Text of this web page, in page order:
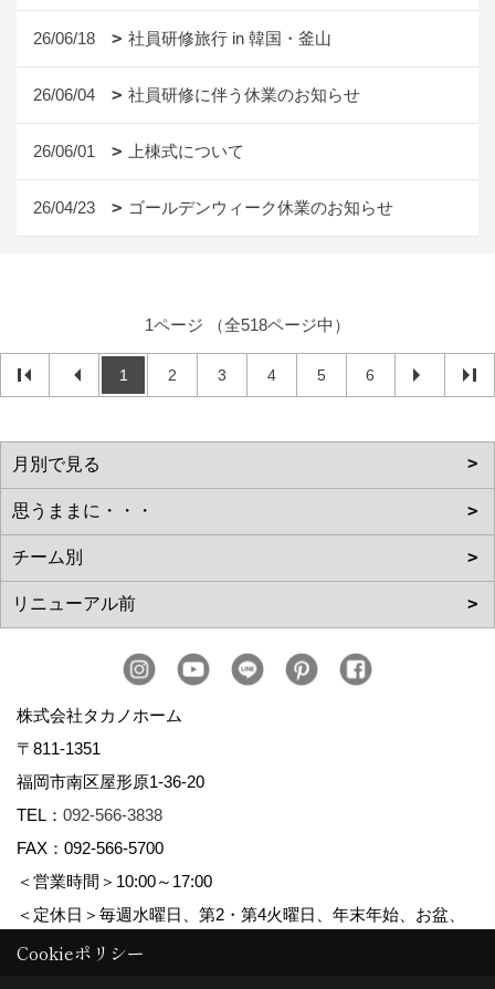
26/06/18 社員研修旅行 in 韓国・釜山
26/06/04 社員研修に伴う休業のお知らせ
26/06/01 上棟式について
26/04/23 ゴールデンウィーク休業のお知らせ
1ページ （全518ページ中）
1 2 3 4 5 6
株式会社タカノホーム
〒811-1351
福岡市南区屋形原1-36-20
TEL： 092-566-3838
FAX：092-566-5700
＜営業時間＞10:00～17:00
＜定休日＞毎週水曜日、第2・第4火曜日、年末年始、お盆、
ゴールデンウィーク、夏季休暇
Cookieポリシー